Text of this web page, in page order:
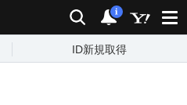
検索 通知
i
ID新規取得